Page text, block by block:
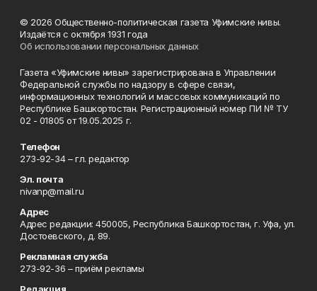
© 2026 Общественно-политическая газета Уфимские нивы.
Издаётся с октября 1931 года
Об использовании персональных данных
Газета «Уфимские нивы» зарегистрирована в Управлении
Федеральной службы по надзору в сфере связи,
информационных технологий и массовых коммуникаций по
Республике Башкортостан. Регистрационный номер ПИ № ТУ
02 - 01805 от 19.05.2025 г.
Телефон
273-92-34 – гл. редактор
Эл. почта
nivanp@mail.ru
Адрес
Адрес редакции: 450005, Республика Башкортостан, г. Уфа, ул.
Достоевского, д. 89.
Рекламная служба
273-92-36 – приём рекламы